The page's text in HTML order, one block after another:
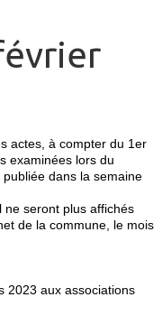
actes, à compter du 1er
examinées lors du
dans la semaine
ne seront plus affichés
de la commune, le mois
2023 aux associations